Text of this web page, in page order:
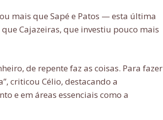
mais que Sapé e Patos — esta última
Cajazeiras, que investiu pouco mais
de repente faz as coisas. Para fazer
criticou Célio, destacando a
e em áreas essenciais como a